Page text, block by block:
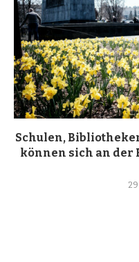
Schulen,
können sich an der